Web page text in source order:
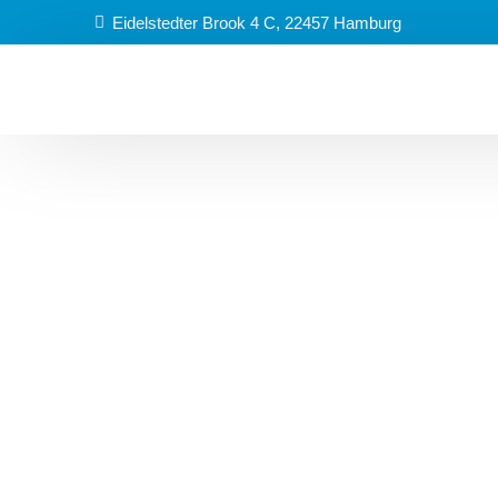
Eidelstedter Brook 4 C, 22457 Hamburg